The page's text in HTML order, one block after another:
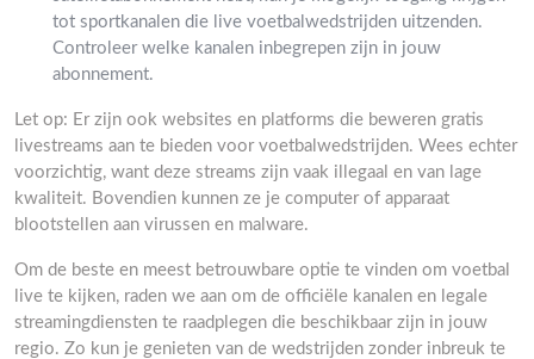
tot sportkanalen die live voetbalwedstrijden uitzenden.
Controleer welke kanalen inbegrepen zijn in jouw
abonnement.
Let op: Er zijn ook websites en platforms die beweren gratis
livestreams aan te bieden voor voetbalwedstrijden. Wees echter
voorzichtig, want deze streams zijn vaak illegaal en van lage
kwaliteit. Bovendien kunnen ze je computer of apparaat
blootstellen aan virussen en malware.
Om de beste en meest betrouwbare optie te vinden om voetbal
live te kijken, raden we aan om de officiële kanalen en legale
streamingdiensten te raadplegen die beschikbaar zijn in jouw
regio. Zo kun je genieten van de wedstrijden zonder inbreuk te